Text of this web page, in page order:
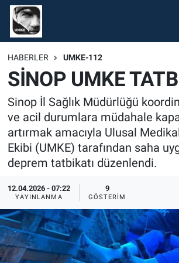
HABERLER UMKE-112
SİNOP UMKE
Sinop İl Sağlık Müdürlüğü
ve acil durumlara müdahale
artırmak amacıyla Ulusal
Ekibi (UMKE) tarafından saha
deprem tatbikatı düzenlendi.
12.04.2026 - 07:22
YAYINLANMA
9
GÖSTERIM
Gündem
Ekonomi
Spor
Magazin
Tüm Haberler
İletişim
Künye
Nöbetçi Eczaneler
Hava Durumu
Namaz Vakitleri
Trafik Durumu
Süper Lig Puan Durumu ve Fikstür
Tüm Manşetler
Son Dakika Haberleri
Haber Arşivi